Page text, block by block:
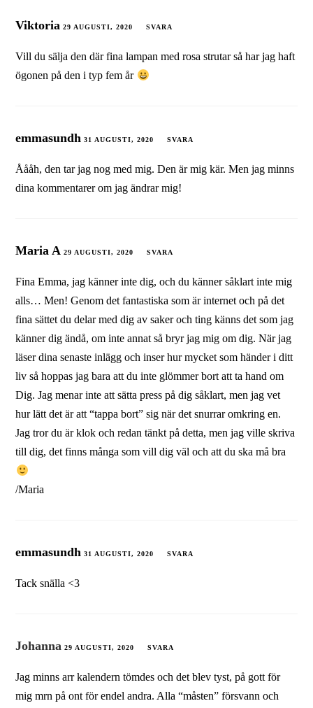
Viktoria 29 AUGUSTI, 2020 SVARA
Vill du sälja den där fina lampan med rosa strutar så har jag haft
ögonen på den i typ fem år
emmasundh 31 AUGUSTI, 2020 SVARA
Åååh, den tar jag nog med mig. Den är mig kär. Men jag minns
dina kommentarer om jag ändrar mig!
Maria A 29 AUGUSTI, 2020 SVARA
Fina Emma, jag känner inte dig, och du känner såklart inte mig
alls… Men! Genom det fantastiska som är internet och på det
fina sättet du delar med dig av saker och ting känns det som jag
känner dig ändå, om inte annat så bryr jag mig om dig. När jag
läser dina senaste inlägg och inser hur mycket som händer i ditt
liv så hoppas jag bara att du inte glömmer bort att ta hand om
Dig. Jag menar inte att sätta press på dig såklart, men jag vet
hur lätt det är att “tappa bort” sig när det snurrar omkring en.
Jag tror du är klok och redan tänkt på detta, men jag ville skriva
till dig, det finns många som vill dig väl och att du ska må bra
/Maria
emmasundh 31 AUGUSTI, 2020 SVARA
Tack snälla <3
Johanna 29 AUGUSTI, 2020 SVARA
Jag minns arr kalendern tömdes och det blev tyst, på gott för
mig mrn på ont för endel andra. Alla “måsten” försvann och